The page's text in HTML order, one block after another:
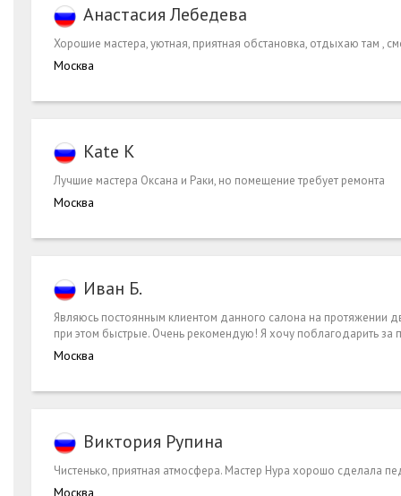
Анастасия Лебедева
Хорошие мастера, уютная, приятная обстановка, отдыхаю там ,
Москва
Kate K
Лучшие мастера Оксана и Раки, но помещение требует ремонта
Москва
Иван Б.
Являюсь постоянным клиентом данного салона на протяжении
при этом быстрые. Очень рекомендую! Я хочу поблагодарить за
Москва
Виктория Рупина
Чистенько, приятная атмосфера. Мастер Нура хорошо сделала
Москва